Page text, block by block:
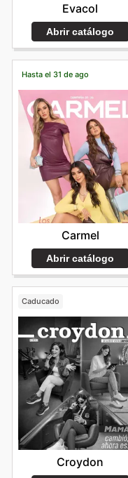
Evacol
Abrir catálogo
Hasta el 31 de ago
Carmel
Abrir catálogo
Caducado
Croydon